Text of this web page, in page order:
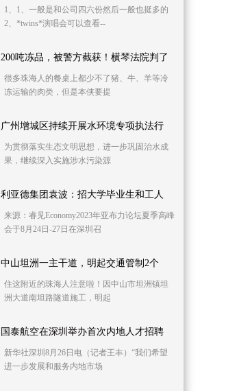
1、1、一般是和公司四六份然后一般也挺多的
2、*twins*演唱会可以查看--
200吨冻品，被警方截获！横琴法院判了
很多珠海人的餐桌上都少不了猪、牛、羊等冷
冻运输的肉类，但是本侠要提
广州增城区持续开展水环境专项执法行
为贯彻落实生态文明思想，进一步巩固治水成
果，继续深入实施涉水污染源
利亚德集团袁波：招大学毕业生和工人
来源：睿见Economy2023年亚布力论坛夏季高峰
会于8月24日-27日在深圳召
中山坦洲一主干道，明起交通管制2个
住这附近的珠海人注意啦！因中山市坦洲镇坦
洲大道南坦路隧道施工，明起
国泰航空在深圳举办首次内地人才招聘
新华社深圳8月26日电（记者王丰）“我们希望
进一步发展和服务内地市场